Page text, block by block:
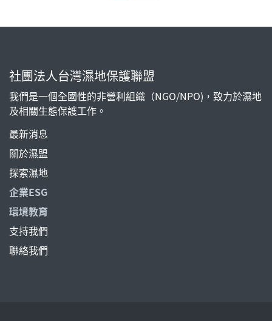
社團法人台灣濕地保護聯盟
我們是一個全國性的非營利組織（NGO/NPO)，致力於濕地
及相關生態保護工作。
最新消息
關於濕盟
探索濕地
企業ESG
環境教育
支持我們
聯絡我們